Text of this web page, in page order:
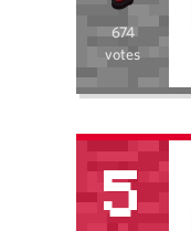
674
votes
5